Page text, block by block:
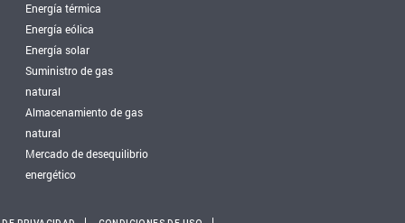
Energía térmica
Energía eólica
Energía solar
Suministro de gas
natural
Almacenamiento de gas
natural
Mercado de desequilibrio
energético